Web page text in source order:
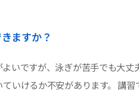
ますか？
いですが、泳ぎが苦手でも大
いけるか不安があります。 講